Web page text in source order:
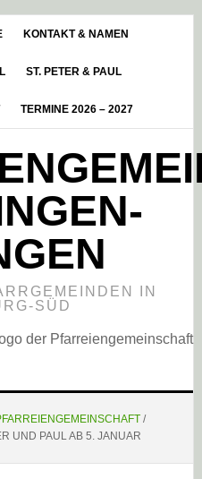
KONTAKT & NAMEN
ST. PETER & PAUL
TERMINE 2026 – 2027
IN
SÜD
/
UND PAUL AB 5. JANUAR